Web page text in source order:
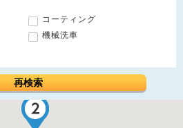
コーティング
機械洗車
再検索